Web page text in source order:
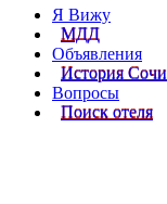
Я Вижу
МДД
Объявления
История Сочи
Вопросы
Поиск отеля